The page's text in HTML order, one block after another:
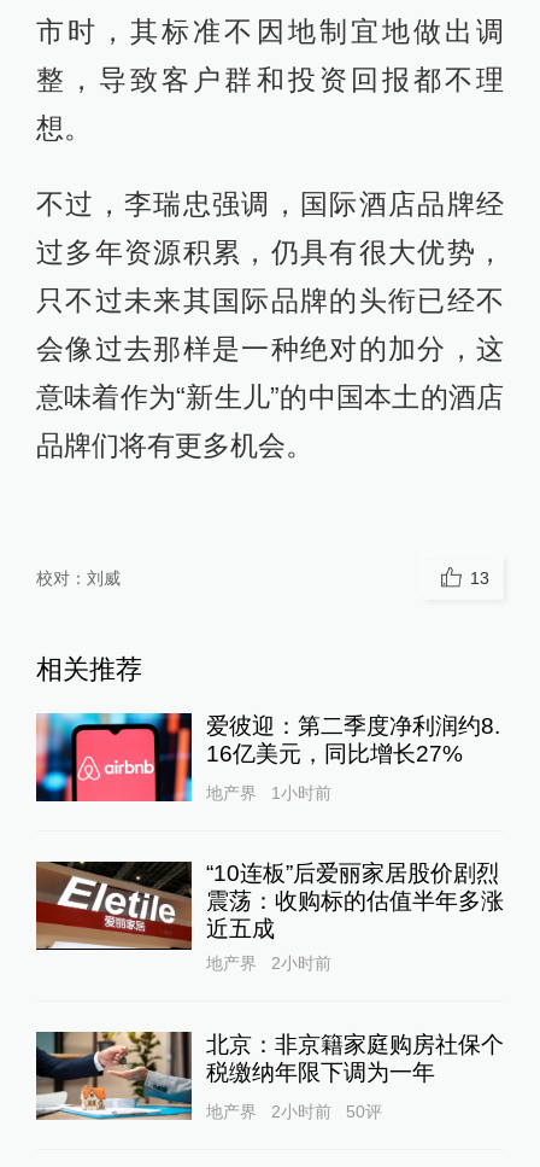
市时，其标准不因地制宜地做出调
整，导致客户群和投资回报都不理
想。
不过，李瑞忠强调，国际酒店品牌经
过多年资源积累，仍具有很大优势，
只不过未来其国际品牌的头衔已经不
会像过去那样是一种绝对的加分，这
意味着作为“新生儿”的中国本土的酒店
品牌们将有更多机会。
校对： 刘威 13
相关推荐
爱彼迎：第二季度净利润约8.
16亿美元，同比增长27%
地产界 1小时前
“10连板”后爱丽家居股价剧烈
震荡：收购标的估值半年多涨
近五成
地产界 2小时前
北京：非京籍家庭购房社保个
税缴纳年限下调为一年
地产界 2小时前 50评